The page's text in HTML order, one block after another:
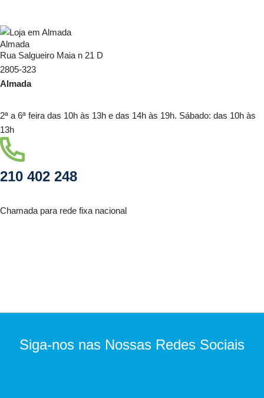
Almada
Rua Salgueiro Maia n 21 D
2805-323
Almada
2ª a 6ª feira das 10h às 13h e das 14h às 19h. Sábado: das 10h às
13h
210 402 248
Chamada para rede fixa nacional
Siga-nos nas Nossas Redes Sociais